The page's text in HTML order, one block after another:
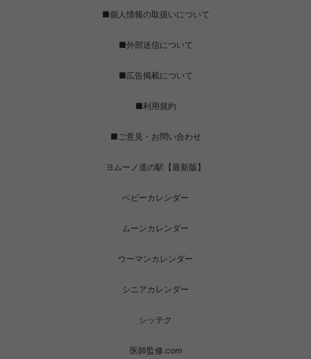
■個人情報の取扱いについて
■外部送信について
■広告掲載について
■利用規約
■ご意見・お問い合わせ
ヨムーノ道の駅【最新版】
ベビーカレンダー
ムーンカレンダー
ウーマンカレンダー
シニアカレンダー
シッテク
医師監修.com